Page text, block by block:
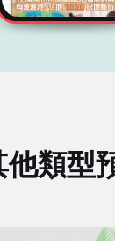
他類型